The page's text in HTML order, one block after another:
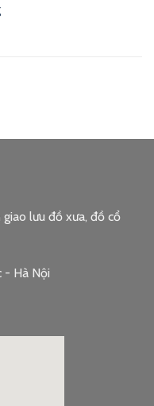
lưu đồ xưa, đồ cổ
- Hà Nội